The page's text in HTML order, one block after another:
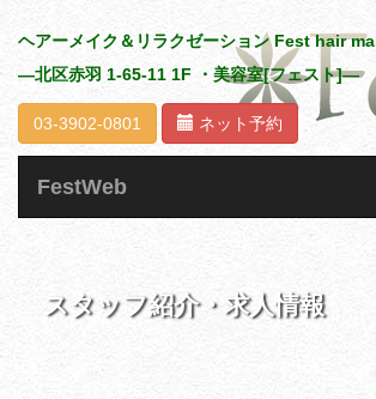
ヘアーメイク＆リラクゼーションFest hair
—北区赤羽 1-65-11 1F ・美容室[フェスト]—
03-3902-0801 ネット予約
FestWeb
スタッフ紹介・求人情報